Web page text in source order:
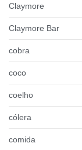
Claymore
Claymore Bar
cobra
coco
coelho
cólera
comida